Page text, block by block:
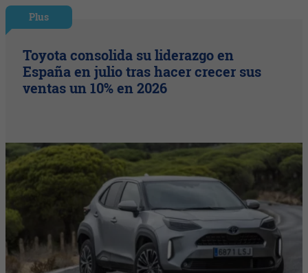
Plus
Toyota consolida su liderazgo en
España en julio tras hacer crecer sus
ventas un 10% en 2026